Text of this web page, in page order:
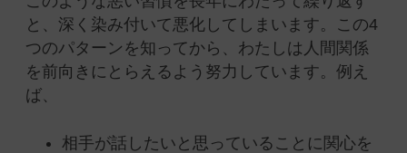
と、深く染み付いて悪化してしまいます。この4
つのパターンを知ってから、わたしは人間関係
を前向きにとらえるよう努力しています。例え
ば、
相手が話したいと思っていることに関心を